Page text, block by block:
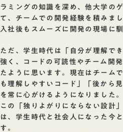
ラミングの知識を深め、他大学の
て、チームでの開発経験を積みま
入社後もスムーズに開発の現場に
ただ、学生時代は「自分が理解で
強く、コードの可読性やチーム開
たように思います。現在はチーム
も理解しやすいコード」「後から
を常に心がけるようになりました。
この「独りよがりにならない設計
は、学生時代と社会人になった今
す。